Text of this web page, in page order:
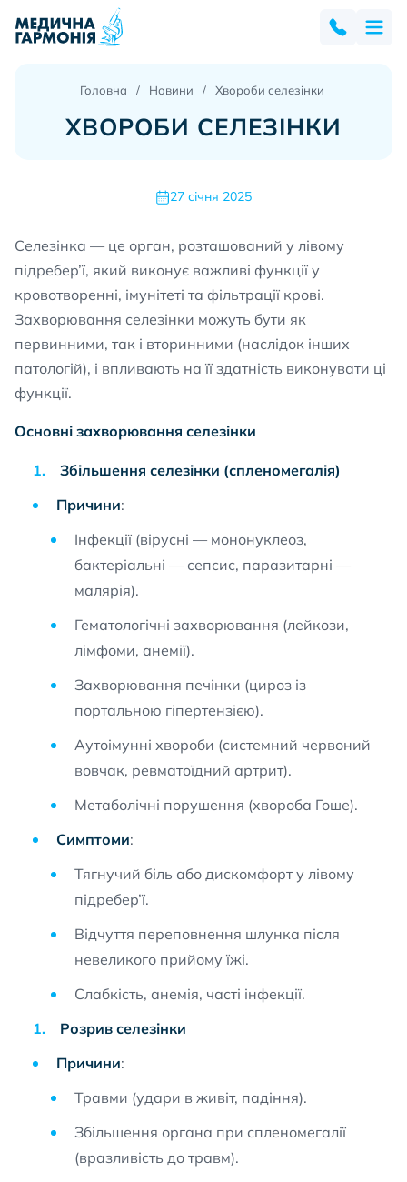
Головна Новини Хвороби селезінки
ХВОРОБИ СЕЛЕЗІНКИ
27 січня 2025
Селезінка — це орган, розташований у лівому
підребер’ї, який виконує важливі функції у
кровотворенні, імунітеті та фільтрації крові.
Захворювання селезінки можуть бути як
первинними, так і вторинними (наслідок інших
патологій), і впливають на її здатність виконувати ці
функції.
Основні захворювання селезінки
Збільшення селезінки (спленомегалія)
Причини:
Інфекції (вірусні — мононуклеоз,
бактеріальні — сепсис, паразитарні —
малярія).
Гематологічні захворювання (лейкози,
лімфоми, анемії).
Захворювання печінки (цироз із
портальною гіпертензією).
Аутоімунні хвороби (системний червоний
вовчак, ревматоїдний артрит).
Метаболічні порушення (хвороба Гоше).
Симптоми:
Тягнучий біль або дискомфорт у лівому
підребер’ї.
Відчуття переповнення шлунка після
невеликого прийому їжі.
Слабкість, анемія, часті інфекції.
Розрив селезінки
Причини:
Травми (удари в живіт, падіння).
Збільшення органа при спленомегалії
(вразливість до травм).